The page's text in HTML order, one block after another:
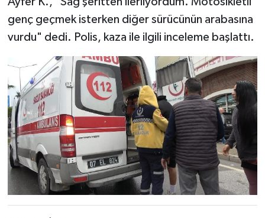
genç geçmek isterken diğer sürücünün arabasına
vurdu" dedi. Polis, kaza ile ilgili inceleme başlattı.